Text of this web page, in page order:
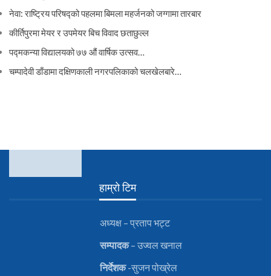
नेवा: राष्ट्रिय परिषद्को पहलमा बिमला महर्जनको जग्गामा तारबार
कीर्तिपुरमा मेयर र उपमेयर बिच विवाद छताछुल्ल
पद्मकन्या विद्यालयको ७७ औं ‌‌वार्षिक ‌उत्सव…
चम्पादेवी डाँडामा दक्षिणकाली नगरपलिकाको चलखेलबारे…
हाम्रो टिम
अध्यक्ष – प्रताप भट्ट
सम्पादक– उज्वल खनाल
निर्देशक-सुजन पोख्रेल